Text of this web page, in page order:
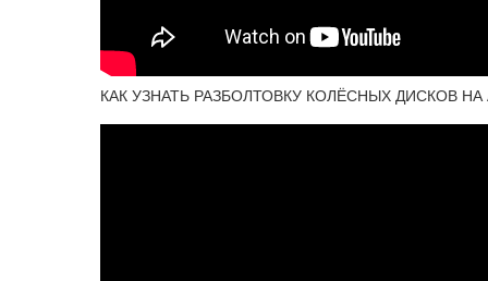
КАК УЗНАТЬ РАЗБОЛТОВКУ КОЛЁСНЫХ ДИСКОВ